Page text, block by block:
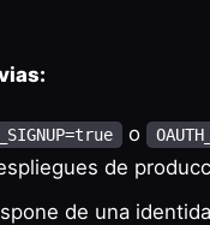
o
de
de una